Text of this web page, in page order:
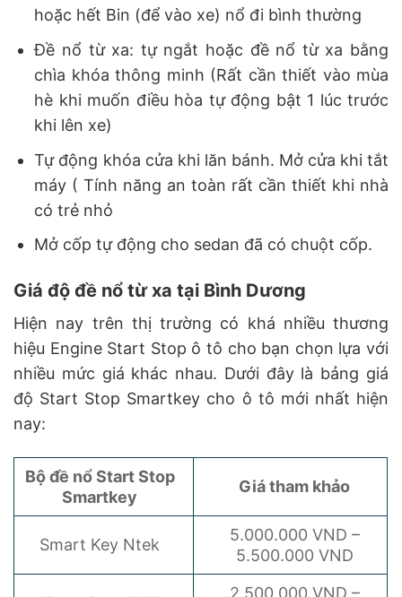
hoặc hết Bin (để vào xe) nổ đi bình thường
Đề nổ từ xa: tự ngắt hoặc đề nổ từ xa bằng
chìa khóa thông minh (Rất cần thiết vào mùa
hè khi muốn điều hòa tự động bật 1 lúc trước
khi lên xe)
Tự động khóa cửa khi lăn bánh. Mở cửa khi tắt
máy ( Tính năng an toàn rất cần thiết khi nhà
có trẻ nhỏ
Mở cốp tự động cho sedan đã có chuột cốp.
Giá độ đề nổ từ xa tại Bình Dương
Hiện nay trên thị trường có khá nhiều thương
hiệu Engine Start Stop ô tô cho bạn chọn lựa với
nhiều mức giá khác nhau. Dưới đây là bảng giá
độ Start Stop Smartkey cho ô tô mới nhất hiện
nay:
Bộ đề nổ Start Stop
Smartkey
Giá tham khảo
Smart Key Ntek
5.000.000 VND –
5.500.000 VND
2.500.000 VND –